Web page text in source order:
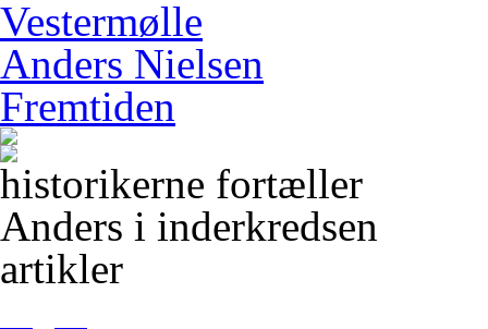
Vestermølle
Anders Nielsen
Fremtiden
historikerne fortæller
Anders i inderkredsen
artikler